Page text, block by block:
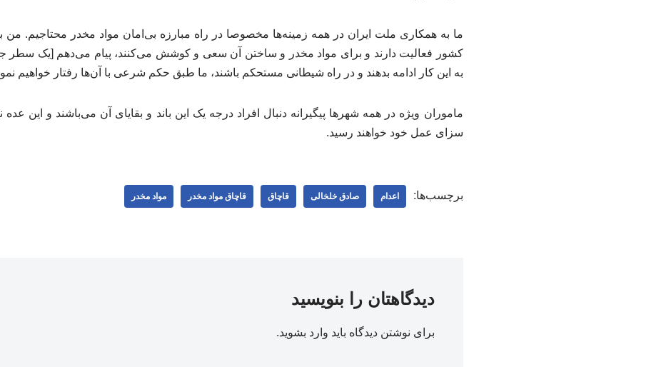
ما به همکاری ملت ایران در همه زمینه‌ها مخصوصا در راه مبارزه بی‌امان مواد مخدر محتاجیم.
کشور فعالیت دارند و برای مواد مخدر و ساختن آن سعی و کوشش می‌کنند، پیام می‌دهم [یک سطر جا
به این کار ادامه بدهند و در راه شیطانی مستحکم باشند، ما طبق حکم شرعی با آن‌ها رفتار خواهیم
ماموران ویژه در همه شهرها پیگیرانه دنبال افراد درجه یک این باند و بقایای آن می‌باشند و این عده
سزای عمل خود خواهند رسید.
برچسب‌ها: اعدام صادق خلخالی قاچاق قاچاق مواد مخدر مواد مخدر
دیدگاهتان را بنویسید
برای نوشتن دیدگاه باید وارد بشوید.